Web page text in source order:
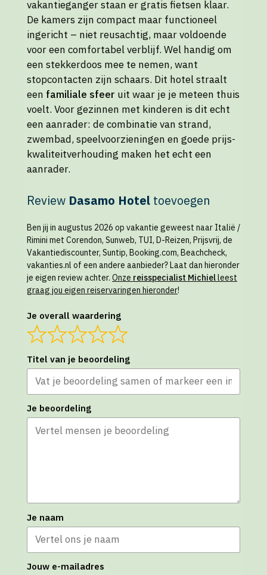
vakantieganger staan er gratis fietsen klaar.
De kamers zijn compact maar functioneel
ingericht – niet reusachtig, maar voldoende
voor een comfortabel verblijf. Wel handig om
een stekkerdoos mee te nemen, want
stopcontacten zijn schaars. Dit hotel straalt
een familiale sfeer uit waar je je meteen thuis
voelt. Voor gezinnen met kinderen is dit echt
een aanrader: de combinatie van strand,
zwembad, speelvoorzieningen en goede prijs-
kwaliteitverhouding maken het echt een
aanrader.
Review Dasamo Hotel toevoegen
Ben jij in augustus 2026 op vakantie geweest naar Italië /
Rimini met Corendon, Sunweb, TUI, D-Reizen, Prijsvrij, de
Vakantiediscounter, Suntip, Booking.com, Beachcheck,
vakanties.nl of een andere aanbieder? Laat dan hieronder
je eigen review achter. Onze reisspecialist Michielleest
graag jou eigen reiservaringen hieronder!
Je overall waardering
Titel van je beoordeling
Je beoordeling
Je naam
Jouw e-mailadres